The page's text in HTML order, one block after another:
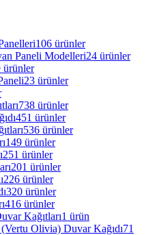
106 ürünler
Paneli Modelleri24 ürünler
ürünler
23 ürünler
738 ürünler
451 ürünler
536 ürünler
149 ürünler
251 ürünler
201 ürünler
226 ürünler
320 ürünler
416 ürünler
Kağıtları1 ürün
Olivia) Duvar Kağıdı71